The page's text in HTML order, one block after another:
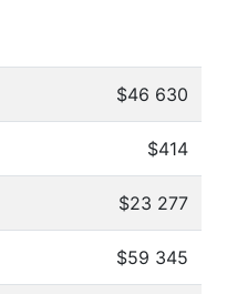
$46 630
$414
$23 277
$59 345